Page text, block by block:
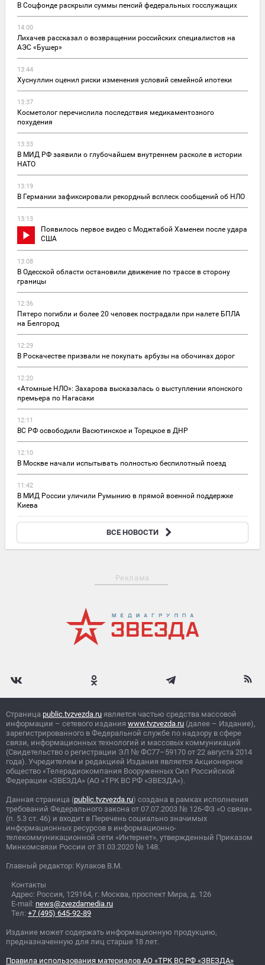
В Соцфонде раскрыли суммы пенсий федеральных госслужащих
14:00
Лихачев рассказал о возвращении российских специалистов на
АЭС «Бушер»
13:44
Хуснуллин оценил риски изменения условий семейной ипотеки
13:37
Косметолог перечислила последствия медикаментозного
похудения
13:33
В МИД РФ заявили о глубочайшем внутреннем расколе в истории
НАТО
13:19
В Германии зафиксировали рекордный всплеск сообщений об НЛО
13:13
Появилось первое видео с Моджтабой Хаменеи после удара
США
13:08
В Одесской области остановили движение по трассе в сторону
границы
12:36
Пятеро погибли и более 20 человек пострадали при налете БПЛА
на Белгород
12:29
В Роскачестве призвали не покупать арбузы на обочинах дорог
12:20
«Атомные НЛО»: Захарова высказалась о выступлении японского
премьера по Нагасаки
12:11
ВС РФ освободили Васютинское и Торецкое в ДНР
12:10
В Москве начали испытывать полностью беспилотный поезд
11:42
В МИД России уличили Румынию в прямой военной поддержке
Киева
Володин призвал запретить продажу вейпов в регионах
ВСЕ НОВОСТИ
Реклама
Страница public.tvzvezda.ru является частью средства массовой
информации – сетевого издания www.tvzvezda.ru (далее – Издание),
зарегистрированного в Федеральной службе по надзору в сфере
связи, информационных технологий и массовых коммуникаций
(Свидетельство о регистрации ЭЛ № ФС77–59170 от 22 августа 2014
года). Учредителем и редакцией Издания является Акционерное
общество «Телерадиокомпания Вооруженных Сил Российской
Федерации «ЗВЕЗДА» (АО «ТРК ВС РФ «ЗВЕЗДА»).
Данная страница (public.tvzvezda.ru) создана в рамках исполнения
требований Федерального закона от 07.07.2003 № 126-ФЗ «О связи»
(п. 5.3 ст. 46) и входит в Перечень социально значимых
информационных ресурсов в информационно-
телекоммуникационной сети «Интернет», утвержденный Приказом
Минкомсвязи России от 31.03.2020 № 148.
Главный редактор: Кулаков В.М.
Контакты
Адрес: Россия, 129164, г. Москва, проспект Мира, д. 126
E-mail: news@zvezdamedia.ru
Тел: +7 (495) 645-92-89
Издание может содержать информационную продукцию,
предназначенную для лиц старше 18 лет.
Правила использования материалов АО «ТРК ВС РФ «ЗВЕЗДА»